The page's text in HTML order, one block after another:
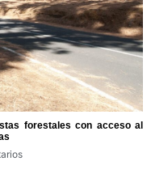
forestales con acceso al